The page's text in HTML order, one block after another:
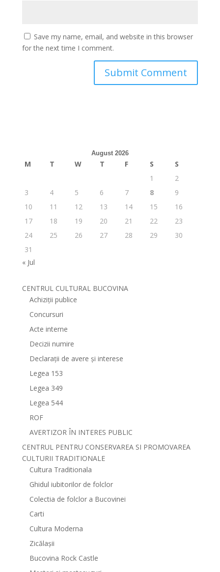
Save my name, email, and website in this browser
for the next time I comment.
August 2026
M T W T F S
S
1
2
3
4 5 6 7 8
9
10
11 12 13 14 15
16
17
18 19 20 21 22
23
24
25 26 27 28 29
30
31
« Jul
CENTRUL CULTURAL BUCOVINA
Achiziții publice
Concursuri
Acte interne
Decizii numire
Declarații de avere și interese
Legea 153
Legea 349
Legea 544
ROF
AVERTIZOR ÎN INTERES PUBLIC
CENTRUL PENTRU CONSERVAREA SI PROMOVAREA
CULTURII TRADITIONALE
Cultura Traditionala
Ghidul iubitorilor de folclor
Colectia de folclor a Bucovinei
Carti
Cultura Moderna
Zicălașii
Bucovina Rock Castle